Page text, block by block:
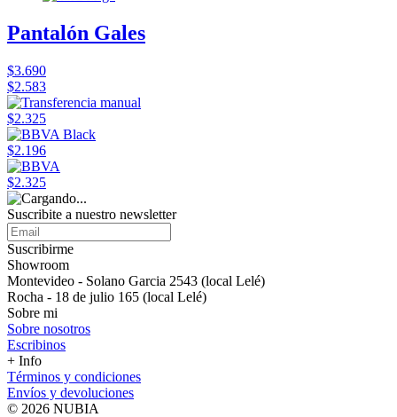
Pantalón Gales
$3.690
$2.583
$2.325
$2.196
$2.325
Suscribite a nuestro newsletter
Suscribirme
Showroom
Montevideo - Solano Garcia 2543 (local Lelé)
Rocha - 18 de julio 165 (local Lelé)
Sobre mi
Sobre nosotros
Escribinos
+ Info
Términos y condiciones
Envíos y devoluciones
© 2026 NUBIA